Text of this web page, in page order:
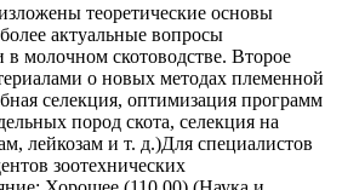
теоретические основы
актуальные вопросы
в молочном скотоводстве. Второе
о новых методах племенной
селекция, оптимизация программ
пород скота, селекция на
лейкозам и т. д.)Для специалистов
зоотехнических